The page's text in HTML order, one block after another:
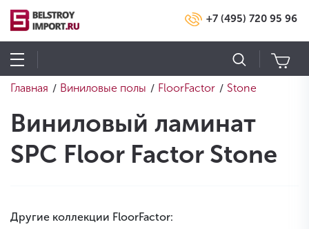
+7 (495) 720 95 96
Главная / Виниловые полы / FloorFactor / Stone
Виниловый ламинат
SPC Floor Factor Stone
Другие коллекции FloorFactor: